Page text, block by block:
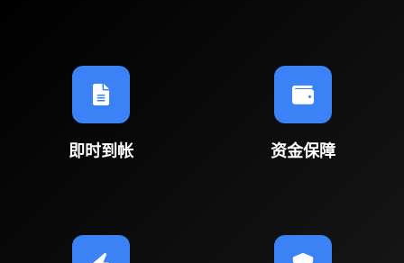
即时到帐 资金保障